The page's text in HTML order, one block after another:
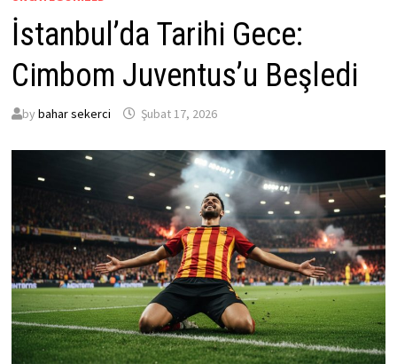
İstanbul’da Tarihi Gece:
Cimbom Juventus’u Beşledi
by bahar sekerci Şubat 17, 2026